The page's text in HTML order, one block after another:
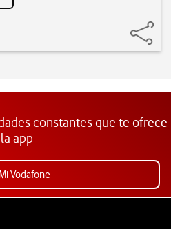
constantes que te ofrece
la app
Vodafone
de Vodafone